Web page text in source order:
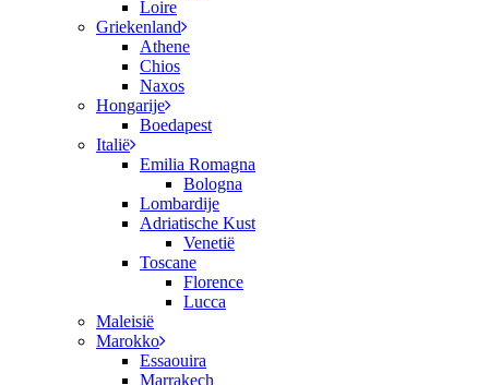
Loire
Griekenland
Athene
Chios
Naxos
Hongarije
Boedapest
Italië
Emilia Romagna
Bologna
Lombardije
Adriatische Kust
Venetië
Toscane
Florence
Lucca
Maleisië
Marokko
Essaouira
Marrakech